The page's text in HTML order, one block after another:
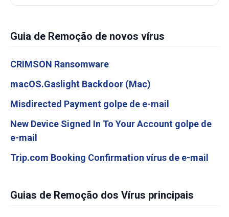
Guia de Remoção de novos vírus
CRIMSON Ransomware
macOS.Gaslight Backdoor (Mac)
Misdirected Payment golpe de e-mail
New Device Signed In To Your Account golpe de
e-mail
Trip.com Booking Confirmation vírus de e-mail
Guias de Remoção dos Vírus principais